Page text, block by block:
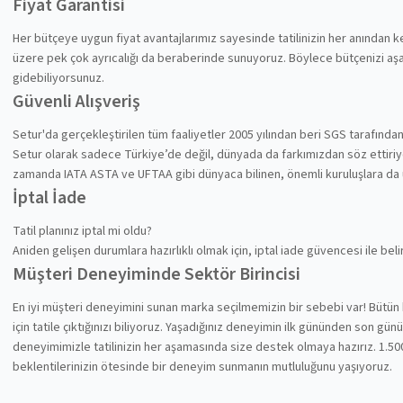
Fiyat Garantisi
Her bütçeye uygun fiyat avantajlarımız sayesinde tatilinizin her anından
üzere pek çok ayrıcalığı da beraberinde sunuyoruz. Böylece bütçenizi
gidebiliyorsunuz.
Güvenli Alışveriş
Setur'da gerçekleştirilen tüm faaliyetler 2005 yılından beri SGS
Setur olarak sadece Türkiye’de değil, dünyada da farkımızdan söz
zamanda IATA ASTA ve UFTAA gibi dünyaca bilinen, önemli kuruluşlara
İptal İade
Tatil planınız iptal mi oldu?
Aniden gelişen durumlara hazırlıklı olmak için, iptal iade güvencesi ile
Müşteri Deneyiminde Sektör Birincisi
En iyi müşteri deneyimini sunan marka seçilmemizin bir sebebi var!
için tatile çıktığınızı biliyoruz. Yaşadığınız deneyimin ilk gününden son
deneyimimizle tatilinizin her aşamasında size destek olmaya hazırız.
beklentilerinizin ötesinde bir deneyim sunmanın mutluluğunu yaşıyoruz.